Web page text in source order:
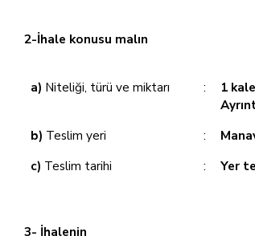
2-İhale konusu malın
a) Niteliği, türü ve miktarı :
1
b) Teslim yeri :
c) Teslim tarihi : Yer
3- İhalenin